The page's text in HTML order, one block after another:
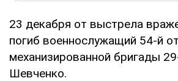
23 декабря от выстрела
погиб военнослужащий 54-й
механизированной бригады
Шевченко.